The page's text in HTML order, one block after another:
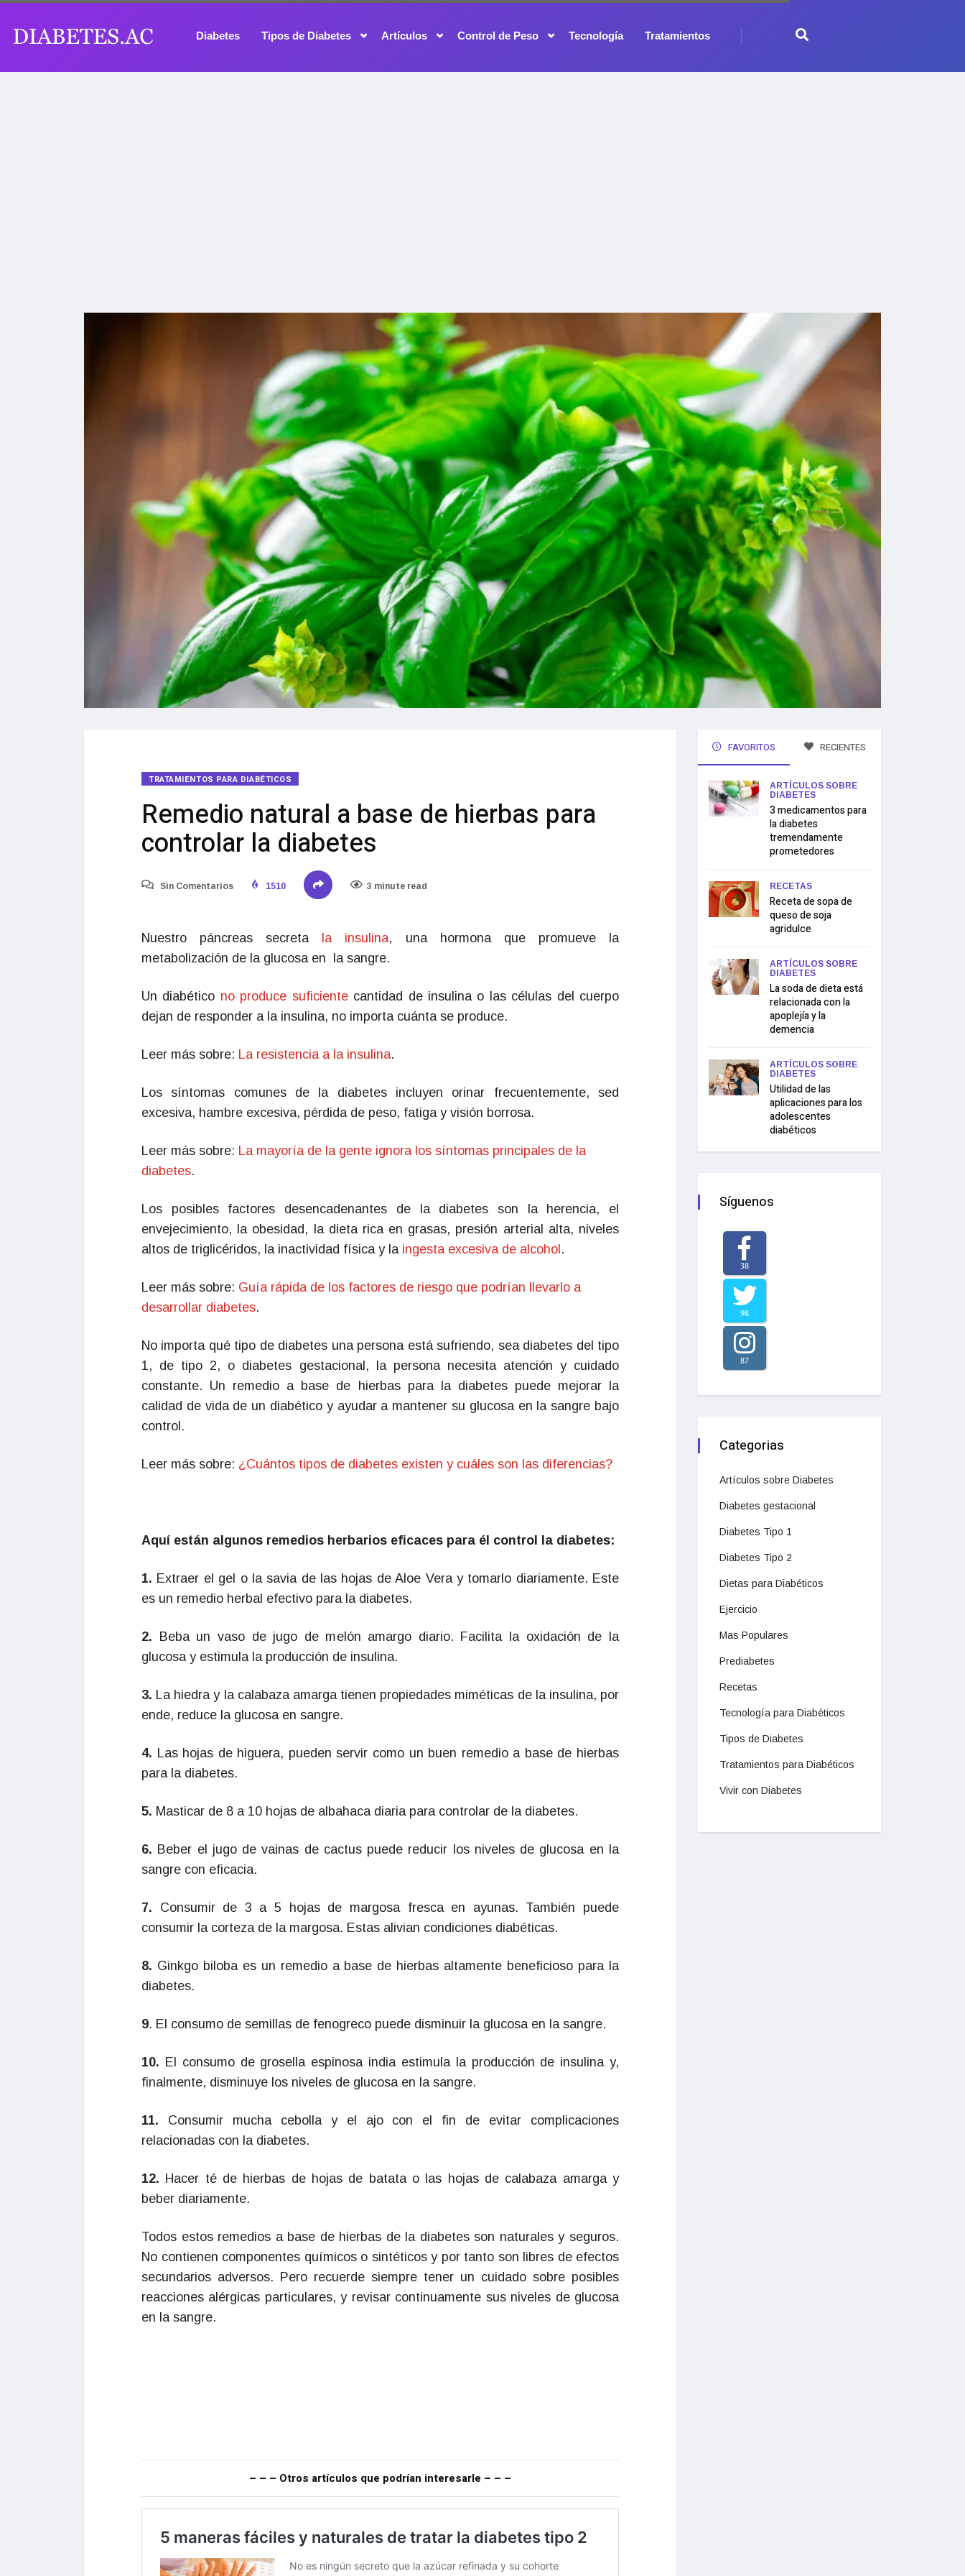
Diabetes Tipos de Diabetes Artículos Control de Peso Tecnología Tratamientos
TRATAMIENTOS PARA DIABÉTICOS
Remedio natural a base de hierbas para
controlar la diabetes
Sin Comentarios 1510 3 minute read
Nuestro páncreas secreta la insulina, una hormona que promueve la
metabolización de la glucosa en la sangre.
Un diabético no produce suficientecantidad de insulina o las células del cuerpo
dejan de responder a la insulina, no importa cuánta se produce.
Leer más sobre: La resistencia a la insulina.
Los síntomas comunes de la diabetes incluyen orinar frecuentemente, sed
excesiva, hambre excesiva, pérdida de peso, fatiga y visión borrosa.
Leer más sobre: La mayoría de la gente ignora los síntomas principales de la
diabetes.
Los posibles factores desencadenantes de la diabetes son la herencia, el
envejecimiento, la obesidad, la dieta rica en grasas, presión arterial alta, niveles
altos de triglicéridos, la inactividad física y la ingesta excesiva de alcohol .
Leer más sobre: Guía rápida de los factores de riesgo que podrían llevarlo a
desarrollar diabetes.
No importa qué tipo de diabetes una persona está sufriendo, sea diabetes del tipo
1, de tipo 2, o diabetes gestacional, la persona necesita atención y cuidado
constante. Un remedio a base de hierbas para la diabetes puede mejorar la
calidad de vida de un diabético y ayudar a mantener su glucosa en la sangre bajo
control.
Leer más sobre: ¿Cuántos tipos de diabetes existen y cuáles son las diferencias?
Aquí están algunos remedios herbarios eficaces para él control la diabetes:
1. Extraer el gel o la savia de las hojas de Aloe Vera y tomarlo diariamente. Este
es un remedio herbal efectivo para la diabetes.
2. Beba un vaso de jugo de melón amargo diario. Facilita la oxidación de la
glucosa y estimula la producción de insulina.
3. La hiedra y la calabaza amarga tienen propiedades miméticas de la insulina, por
ende, reduce la glucosa en sangre.
4. Las hojas de higuera, pueden servir como un buen remedio a base de hierbas
para la diabetes.
5. Masticar de 8 a 10 hojas de albahaca diaria para controlar de la diabetes.
6. Beber el jugo de vainas de cactus puede reducir los niveles de glucosa en la
sangre con eficacia.
7. Consumir de 3 a 5 hojas de margosa fresca en ayunas. También puede
consumir la corteza de la margosa. Estas alivian condiciones diabéticas.
8. Ginkgo biloba es un remedio a base de hierbas altamente beneficioso para la
diabetes.
9. El consumo de semillas de fenogreco puede disminuir la glucosa en la sangre.
10. El consumo de grosella espinosa india estimula la producción de insulina y,
finalmente, disminuye los niveles de glucosa en la sangre.
11. Consumir mucha cebolla y el ajo con el fin de evitar complicaciones
relacionadas con la diabetes.
12. Hacer té de hierbas de hojas de batata o las hojas de calabaza amarga y
beber diariamente.
Todos estos remedios a base de hierbas de la diabetes son naturales y seguros.
No contienen componentes químicos o sintéticos y por tanto son libres de efectos
secundarios adversos. Pero recuerde siempre tener un cuidado sobre posibles
reacciones alérgicas particulares, y revisar continuamente sus niveles de glucosa
en la sangre.
– – – Otros artículos que podrían interesarle – – –
FAVORITOS RECIENTES
ARTÍCULOS SOBRE
DIABETES
3 medicamentos para
la diabetes
tremendamente
prometedores
RECETAS
Receta de sopa de
queso de soja
agridulce
ARTÍCULOS SOBRE
DIABETES
La soda de dieta está
relacionada con la
apoplejía y la
demencia
ARTÍCULOS SOBRE
DIABETES
Utilidad de las
aplicaciones para los
adolescentes
diabéticos
Síguenos
38
98
87
Categorias
Artículos sobre Diabetes
Diabetes gestacional
Diabetes Tipo 1
Diabetes Tipo 2
Dietas para Diabéticos
Ejercicio
Mas Populares
Prediabetes
Recetas
Tecnología para Diabéticos
Tipos de Diabetes
Tratamientos para Diabéticos
Vivir con Diabetes